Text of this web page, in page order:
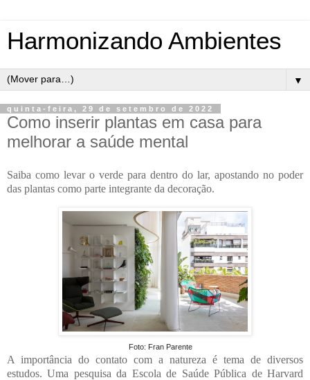
Harmonizando Ambientes
▼
quinta-feira, 29 de setembro de 2022
Como inserir plantas em casa para
melhorar a saúde mental
Saiba como levar o verde para dentro do lar, apostando no poder
das plantas como parte integrante da decoração.
Foto: Fran Parente
A importância do contato com a natureza é tema de diversos
estudos. Uma pesquisa da Escola de Saúde Pública de Harvard